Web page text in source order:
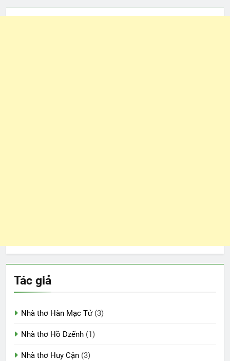
Tác giả
Nhà thơ Hàn Mạc Tử(3)
Nhà thơ Hồ Dzếnh (1)
Nhà thơ Huy Cận (3)